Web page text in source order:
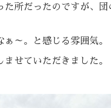
所だったのですが、
～。と感じる雰囲気。
せていただきました。